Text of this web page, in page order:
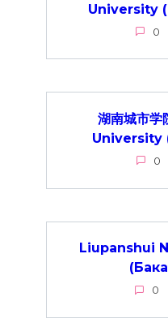
University
0
湖南城市
University
0
Liupanshui
0